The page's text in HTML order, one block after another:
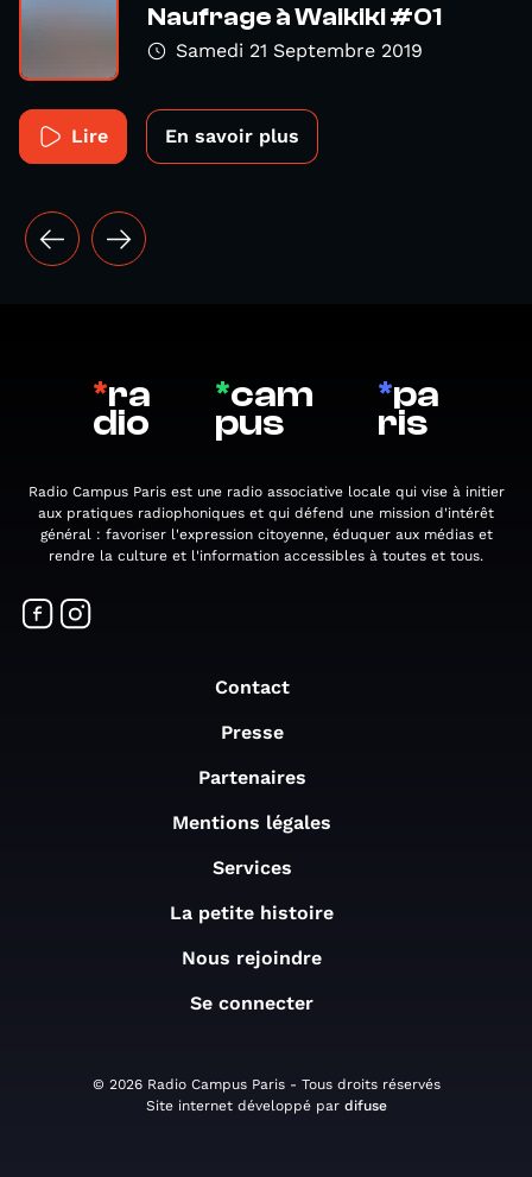
Naufrage à Waikiki #01
Samedi 21 Septembre 2019
Lire En savoir plus
*ra
dio
*cam
pus
*pa
ris
Radio Campus Paris est une radio associative locale qui vise à initier
aux pratiques radiophoniques et qui défend une mission d'intérêt
général : favoriser l'expression citoyenne, éduquer aux médias et
rendre la culture et l'information accessibles à toutes et tous.
Contact
Presse
Partenaires
Mentions légales
Services
La petite histoire
Nous rejoindre
Se connecter
© 2026 Radio Campus Paris - Tous droits réservés
Site internet développé par difuse